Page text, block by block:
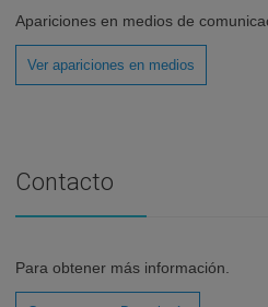
Apariciones en medios de
Ver apariciones en medios
Contacto
Para obtener más información.